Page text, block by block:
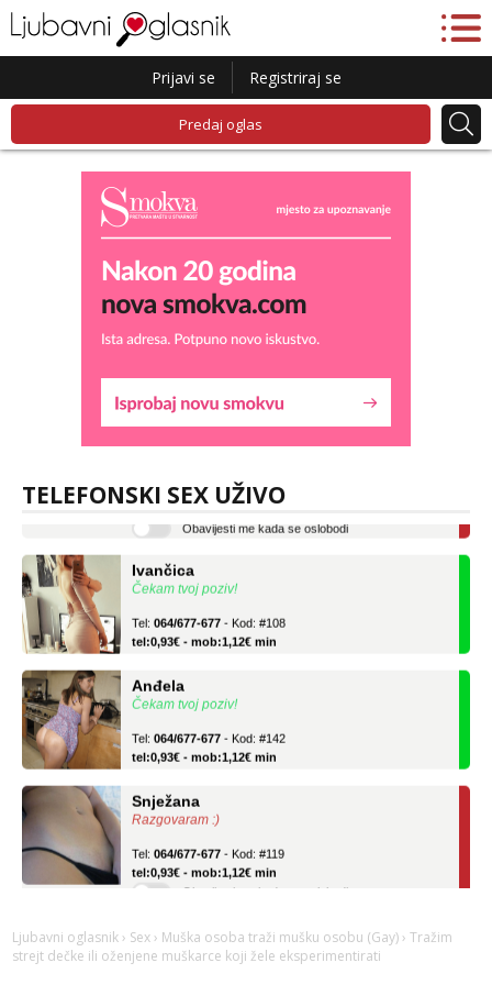
Prijavi se Registriraj se
Predaj oglas
TELEFONSKI SEX UŽIVO
Snježana
tel:0,93€ - mob:1,12€ min
Čekam tvoj poziv!
tel:0,93€ - mob:1,12€ min
Čekam tvoj poziv!
tel:0,93€ - mob:1,12€ min
Razgovaram :)
tel:0,93€ - mob:1,12€ min
Obavijesti me kada se oslobodi
Čekam tvoj poziv!
Ljubavni oglasnik › Sex › Muška osoba traži mušku osobu (Gay) › Tražim
strejt dečke ili oženjene muškarce koji žele eksperimentirati